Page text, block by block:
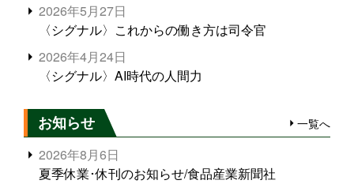
2026年5月27日
〈シグナル〉これからの働き方は司令官
2026年4月24日
〈シグナル〉AI時代の人間力
お知らせ 一覧へ
2026年8月6日
夏季休業･休刊のお知らせ/食品産業新聞社